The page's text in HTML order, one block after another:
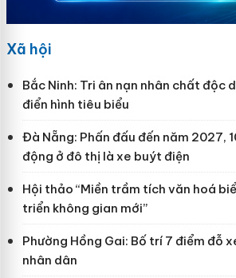
Xã hội
Bắc Ninh: Tri ân nạn nhân chất độc
điển hình tiêu biểu
Đà Nẵng: Phấn đấu đến năm 2027,
động ở đô thị là xe buýt điện
Hội thảo “Miền trầm tích văn hoá
triển không gian mới”
Phường Hồng Gai: Bố trí 7 điểm đỗ
nhân dân